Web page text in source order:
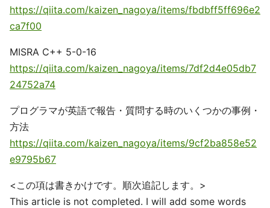
https://qiita.com/kaizen_nagoya/items/fbdbff5ff696e2
ca7f00
MISRA C++ 5-0-16
https://qiita.com/kaizen_nagoya/items/7df2d4e05db7
24752a74
プログラマが英語で報告・質問する時のいくつかの事例・
方法
https://qiita.com/kaizen_nagoya/items/9cf2ba858e52
e9795b67
<この項は書きかけです。順次追記します。>
This article is not completed. I will add some words